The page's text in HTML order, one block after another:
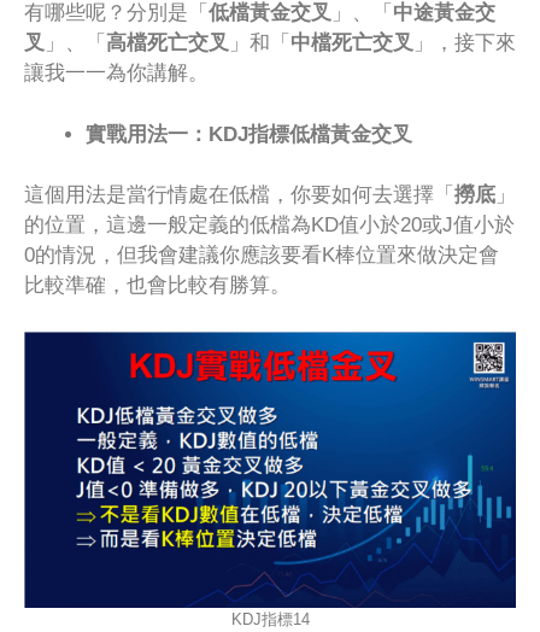
有哪些呢？分別是「 低檔黃金交叉 」、「 中途黃金交
叉 」、「 高檔死亡交叉 」和「 中檔死亡交叉 」，接下來
讓我一一為你講解。
實戰用法一：KDJ指標低檔黃金交叉
這個用法是當行情處在低檔，你要如何去選擇「 撈底 」
的位置，這邊一般定義的低檔為KD值小於20或J值小於
0的情況，但我會建議你應該要看K棒位置來做決定會
比較準確，也會比較有勝算。
KDJ指標14